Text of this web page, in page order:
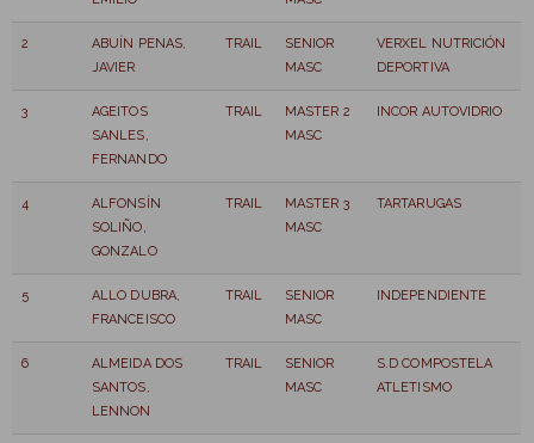
2
ABUÍN PENAS,
JAVIER
TRAIL
SENIOR
MASC
VERXEL NUTRICIÓN
DEPORTIVA
3
AGEITOS
SANLES,
FERNANDO
TRAIL
MASTER 2
MASC
INCOR AUTOVIDRIO
4
ALFONSÍN
SOLIÑO,
GONZALO
TRAIL
MASTER 3
MASC
TARTARUGAS
5
ALLO DUBRA,
FRANCEISCO
TRAIL
SENIOR
MASC
INDEPENDIENTE
6
ALMEIDA DOS
SANTOS,
LENNON
TRAIL
SENIOR
MASC
S.D COMPOSTELA
ATLETISMO